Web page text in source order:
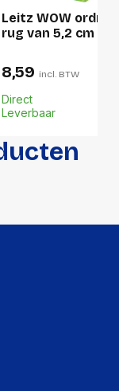
Leitz WOW
rug van 5,2 cm
8,59 incl. BTW
Direct
Leverbaar